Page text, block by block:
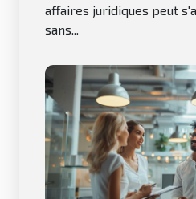
affaires juridiques peut
sans...